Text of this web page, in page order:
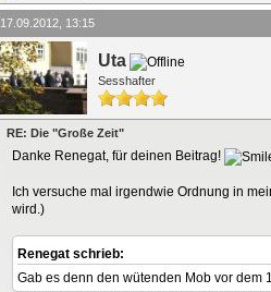
17.09.2012, 13:15
Uta
Sesshafter
RE: Die "Große Zeit"
Danke Renegat, für deinen Beitrag!
Ich versuche mal irgendwie Ordnung in
wird.)
Renegat schrieb:
Gab es denn den wütenden Mob vor dem